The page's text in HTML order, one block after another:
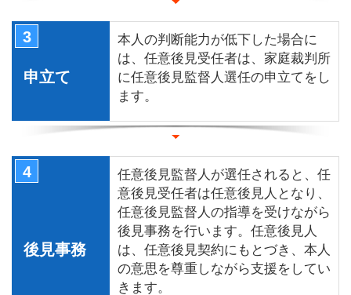
3
申立て
本人の判断能力が低下した場合に
は、任意後見受任者は、家庭裁判所
に任意後見監督人選任の申立てをし
ます。
4
後見事務
任意後見監督人が選任されると、任
意後見受任者は任意後見人となり、
任意後見監督人の指導を受けながら
後見事務を行います。任意後見人
は、任意後見契約にもとづき、本人
の意思を尊重しながら支援をしてい
きます。